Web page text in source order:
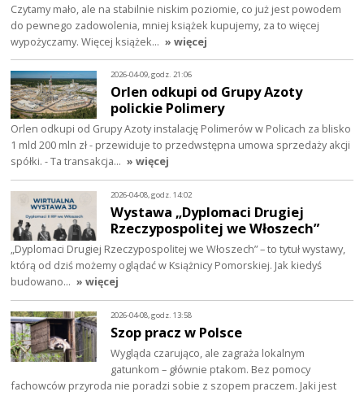
Czytamy mało, ale na stabilnie niskim poziomie, co już jest powodem
do pewnego zadowolenia, mniej książek kupujemy, za to więcej
wypożyczamy. Więcej książek… » więcej
2026-04-09, godz. 21:06
Orlen odkupi od Grupy Azoty
polickie Polimery
Orlen odkupi od Grupy Azoty instalację Polimerów w Policach za blisko
1 mld 200 mln zł - przewiduje to przedwstępna umowa sprzedaży akcji
spółki. - Ta transakcja… » więcej
2026-04-08, godz. 14:02
Wystawa „Dyplomaci Drugiej
Rzeczypospolitej we Włoszech”
„Dyplomaci Drugiej Rzeczypospolitej we Włoszech” – to tytuł wystawy,
którą od dziś możemy oglądać w Książnicy Pomorskiej. Jak kiedyś
budowano… » więcej
2026-04-08, godz. 13:58
Szop pracz w Polsce
Wygląda czarująco, ale zagraża lokalnym
gatunkom – głównie ptakom. Bez pomocy
fachowców przyroda nie poradzi sobie z szopem praczem. Jaki jest